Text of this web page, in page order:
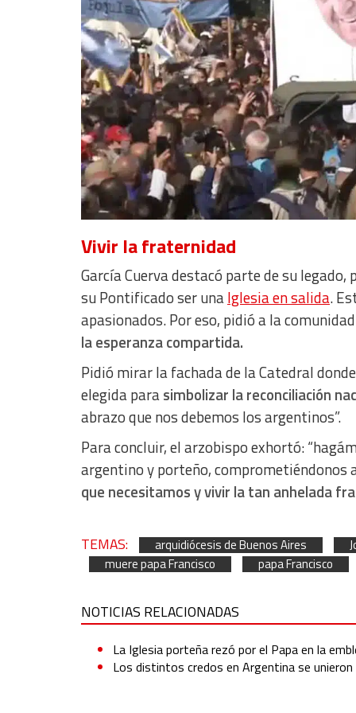
Vivir la fraternidad
García Cuerva destacó parte de su
su Pontificado ser unaIglesia en salida.
apasionados. Por eso, pidió a la
la esperanza compartida.
Pidió mirar la fachada de la Catedral
elegida parasimbolizar la reconciliación
abrazo que nos debemos los argentinos”.
Para concluir, el arzobispo exhortó:
argentino y porteño, comprometiéndonos
que necesitamos y vivir la tan anhelada
TEMAS: arquidiócesis de Buenos Aires
muere papa Francisco
papa Francisco
NOTICIAS RELACIONADAS
La Iglesia porteña rezó por el Papa en la
Los distintos credos en Argentina se
Identify devices based on information actively requested
Non-IAB processing purposes:
Advertising